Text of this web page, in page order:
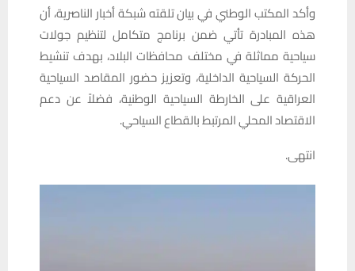
وأكد المكتب الوطني في بيان تلقته شبكة أخبار الناصرية، أن
هذه المبادرة تأتي ضمن برنامج متكامل لتنظيم جولات
سياحية مماثلة في مختلف محافظات البلاد، بهدف تنشيط
الحركة السياحية الداخلية، وتعزيز حضور المقاصد السياحية
العراقية على الخارطة السياحية الوطنية، فضلاً عن دعم
الاقتصاد المحلي المرتبط بالقطاع السياحي.
انتهى.